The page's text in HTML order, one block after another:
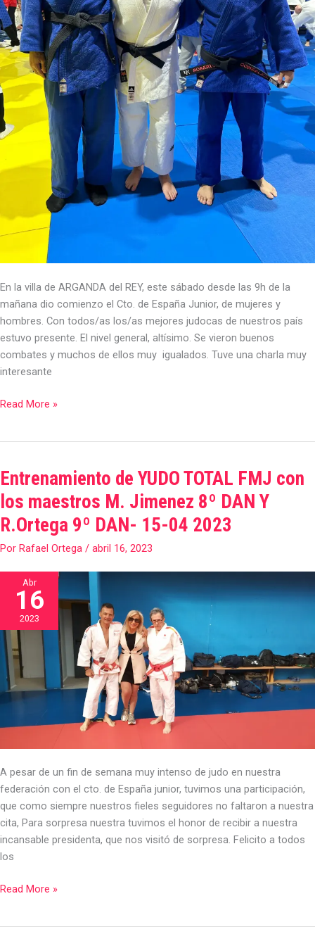
En la villa de ARGANDA del REY, este sábado desde las 9h de la
mañana dio comienzo el Cto. de España Junior, de mujeres y
hombres. Con todos/as los/as mejores judocas de nuestros país
estuvo presente. El nivel general, altísimo. Se vieron buenos
combates y muchos de ellos muy igualados. Tuve una charla muy
interesante
Read More »
Entrenamiento de YUDO TOTAL FMJ con
los maestros M. Jimenez 8º DAN Y
R.Ortega 9º DAN- 15-04 2023
Por Rafael Ortega / abril 16, 2023
Abr
16
2023
A pesar de un fin de semana muy intenso de judo en nuestra
federación con el cto. de España junior, tuvimos una participación,
que como siempre nuestros fieles seguidores no faltaron a nuestra
cita, Para sorpresa nuestra tuvimos el honor de recibir a nuestra
incansable presidenta, que nos visitó de sorpresa. Felicito a todos
los
Entrenamiento
de
YUDO
TOTAL
FMJ
maestros
Jimenez
8º
DAN
R.Ortega
DAN-
2023
Read More »